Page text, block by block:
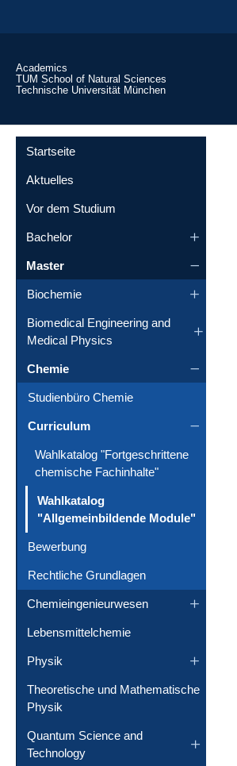
Academics
TUM School of Natural Sciences
Technische Universität München
Startseite
Aktuelles
Vor dem Studium
Bachelor
Master
Biochemie
Biomedical Engineering and
Medical Physics
Chemie
Studienbüro Chemie
Curriculum
Wahlkatalog "Fortgeschrittene
chemische Fachinhalte"
Wahlkatalog
"Allgemeinbildende Module"(current)
Bewerbung
Rechtliche Grundlagen
Chemieingenieurwesen
Lebensmittelchemie
Physik
Theoretische und Mathematische
Physik
Quantum Science and
Technology